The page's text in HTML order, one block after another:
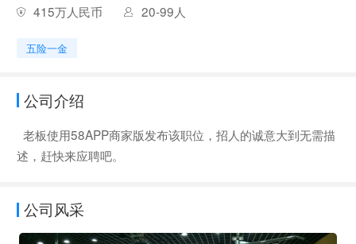
415万人民币
20-99人
五险一金
公司介绍
老板使用58APP商家版发布该职位，招人的诚意大到无需描
述，赶快来应聘吧。
公司风采